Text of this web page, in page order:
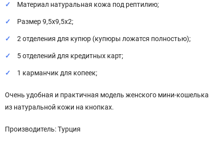
Материал натуральная кожа под рептилию;
Размер 9,5х9,5х2;
2 отделения для купюр (купюры ложатся полностью);
5 отделений для кредитных карт;
1 карманчик для копеек;
Очень удобная и практичная модель женского мини-кошелька
из натуральной кожи на кнопках.
Производитель: Турция